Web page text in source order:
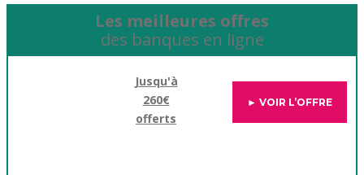
Les meilleures offres
des banques en ligne
Jusqu'à
260€
offerts
► VOIR L’OFFRE